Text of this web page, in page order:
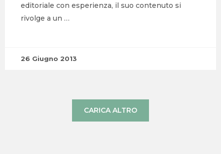
editoriale con esperienza, il suo contenuto si
rivolge a un …
26 Giugno 2013
CARICA ALTRO